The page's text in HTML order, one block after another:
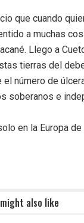
que cuando
a muchas
Llego a
tierras del
número de
soberanos e
en la Europa
also like